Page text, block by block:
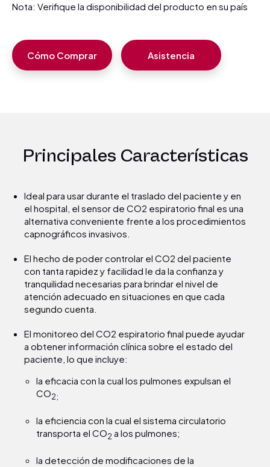
Nota: Verifique la disponibilidad del producto en su país
Cómo Comprar Asistencia
Principales Características
Ideal para usar durante el traslado del paciente y en
el hospital, el sensor de CO2 espiratorio final es una
alternativa conveniente frente a los procedimientos
capnográficos invasivos.
El hecho de poder controlar el CO2 del paciente
con tanta rapidez y facilidad le da la confianza y
tranquilidad necesarias para brindar el nivel de
atención adecuado en situaciones en que cada
segundo cuenta.
El monitoreo del CO2 espiratorio final puede ayudar
a obtener información clínica sobre el estado del
paciente, lo que incluye:
la eficacia con la cual los pulmones expulsan el
CO2;
la eficiencia con la cual el sistema circulatorio
transporta el CO2a los pulmones;
la detección de modificaciones de la